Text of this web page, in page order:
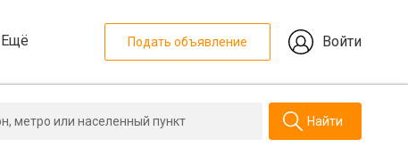
Ещё Подать объявление Войти
Найти